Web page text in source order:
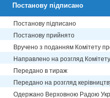
Постанову підписано
Постанову підписано
Постанову прийнято
Вручено з поданням Комітету
Направлено на розгляд Комітету
Передано в тираж
Передано на розгляд
Одержано Верховною Радою